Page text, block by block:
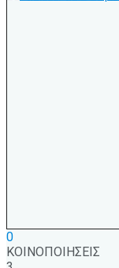
0
ΚΟΙΝΟΠΟΙΗΣΕΙΣ